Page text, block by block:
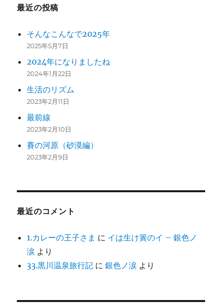
最近の投稿
そんなこんなで2025年
2025年5月7日
2024年になりましたね
2024年1月22日
生活のリズム
2023年2月11日
最前線
2023年2月10日
賽の河原（砂漠編）
2023年2月9日
最近のコメント
1.カレーの王子さま に イは生け簀のイ – 銀色ノ
涙 より
33.黒川温泉旅行記 に銀色ノ涙 より